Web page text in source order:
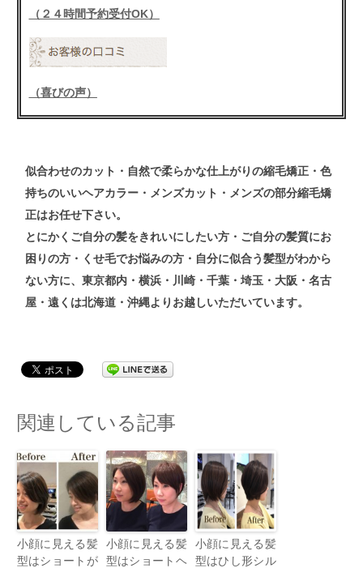
（２４時間予約受付OK）
（喜びの声）
似合わせのカット ・自然で柔らかな仕上がりの縮毛矯正・色
持ちのいいヘアカラー・メンズカット ・メンズの部分縮毛矯
正はお任せ下さい。
とにかくご自分の髪をきれいにしたい方・ご自分の髪質にお
困りの方・くせ毛でお悩みの方・自分に似合う髪型がわから
ない方に、東京都内・横浜・川崎・千葉・埼玉・大阪・名古
屋・遠くは北海道・沖縄よりお越しいただいています。
関連している記事
小顔に見える髪
型はショートが
小顔に見える髪
型はショートヘ
小顔に見える髪
型はひし形シル